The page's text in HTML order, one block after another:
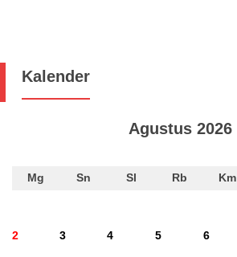
Kalender
Agustus 2026
Mg Sn Sl Rb Km
2 3 4 5 6